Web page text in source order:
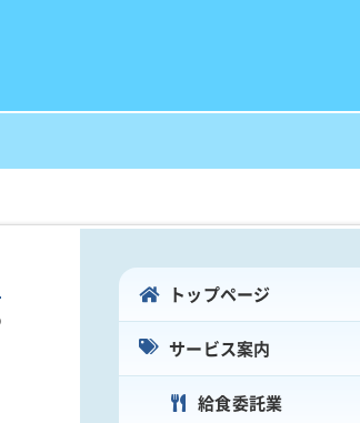
トップページ
サービス案内
給食委託業